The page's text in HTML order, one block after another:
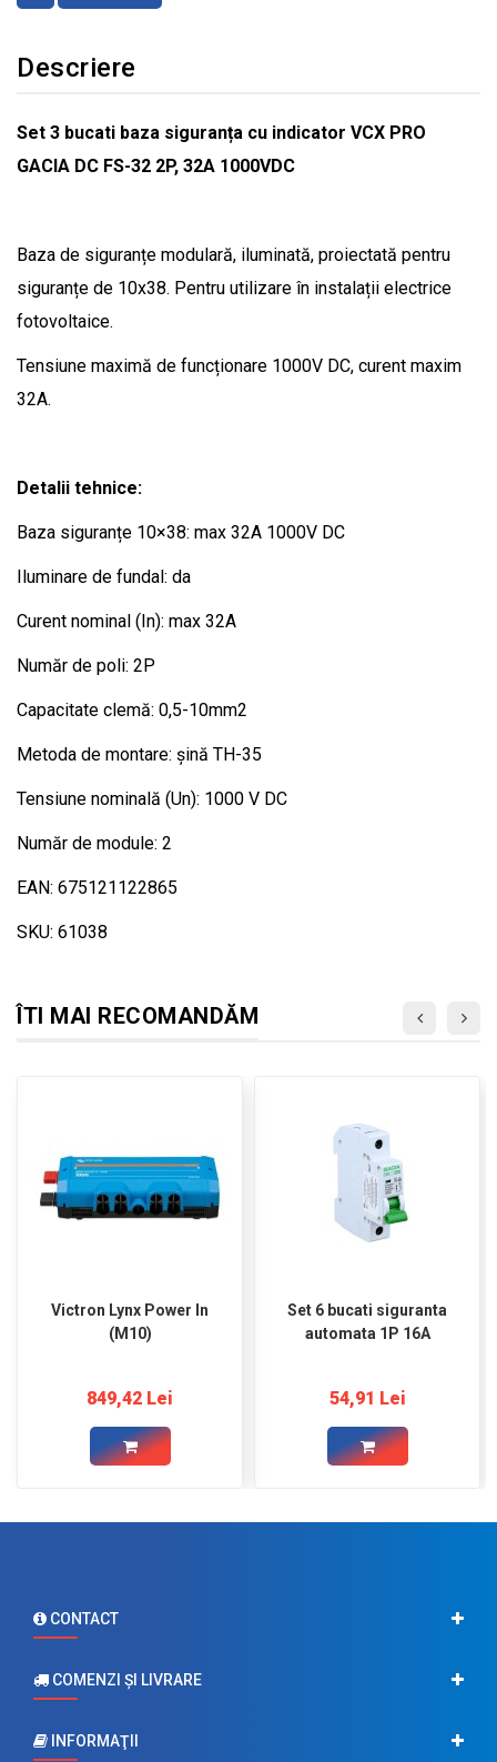
Descriere
Set 3 bucati baza siguranța cu indicator VCX PRO
GACIA DC FS-32 2P, 32A 1000VDC
Baza de siguranțe modulară, iluminată, proiectată pentru
siguranțe de 10x38. Pentru utilizare în instalații electrice
fotovoltaice.
Tensiune maximă de funcționare 1000V DC, curent maxim
32A.
Detalii tehnice:
Baza siguranțe 10×38: max 32A 1000V DC
Iluminare de fundal: da
Curent nominal (In): max 32A
Număr de poli: 2P
Capacitate clemă: 0,5-10mm2
Metoda de montare: șină TH-35
Tensiune nominală (Un): 1000 V DC
Număr de module: 2
EAN: 675121122865
SKU: 61038
ÎTI MAI RECOMANDĂM
Victron Lynx Power In
(M10)
849,42 Lei
Set 6 bucati siguranta
automata 1P 16A
54,91 Lei
CONTACT
COMENZI ŞI LIVRARE
INFORMAŢII